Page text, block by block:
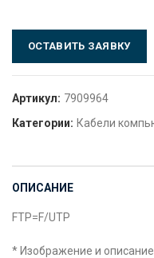
ОСТАВИТЬ ЗАЯВКУ
Артикул: 7909964
Категории: Кабели
ОПИСАНИЕ
FTP=F/UTP
* Изображение и